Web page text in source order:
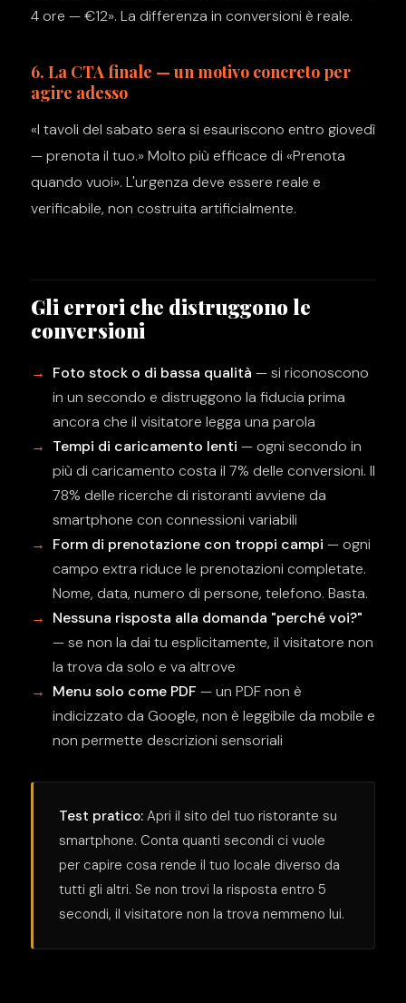
4 ore — €12». La differenza in conversioni è reale.
6. La CTA finale — un motivo concreto per
agire adesso
«I tavoli del sabato sera si esauriscono entro giovedì
— prenota il tuo.» Molto più efficace di «Prenota
quando vuoi». L'urgenza deve essere reale e
verificabile, non costruita artificialmente.
Gli errori che distruggono le
conversioni
Foto stock o di bassa qualità — si riconoscono
in un secondo e distruggono la fiducia prima
ancora che il visitatore legga una parola
Tempi di caricamento lenti — ogni secondo in
più di caricamento costa il 7% delle conversioni. Il
78% delle ricerche di ristoranti avviene da
smartphone con connessioni variabili
Form di prenotazione con troppi campi — ogni
campo extra riduce le prenotazioni completate.
Nome, data, numero di persone, telefono. Basta.
Nessuna risposta alla domanda "perché voi?"
— se non la dai tu esplicitamente, il visitatore non
la trova da solo e va altrove
Menu solo come PDF — un PDF non è
indicizzato da Google, non è leggibile da mobile e
non permette descrizioni sensoriali
Test pratico: Apri il sito del tuo ristorante su
smartphone. Conta quanti secondi ci vuole
per capire cosa rende il tuo locale diverso da
tutti gli altri. Se non trovi la risposta entro 5
secondi, il visitatore non la trova nemmeno lui.